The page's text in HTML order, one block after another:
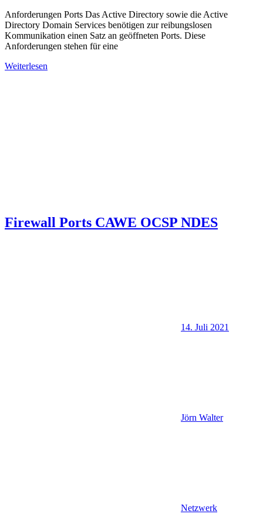
Anforderungen Ports Das Active Directory sowie die Active
Directory Domain Services benötigen zur reibungslosen
Kommunikation einen Satz an geöffneten Ports. Diese
Anforderungen stehen für eine
Weiterlesen
Firewall Ports CAWE OCSP NDES
14. Juli 2021
Jörn Walter
Netzwerk